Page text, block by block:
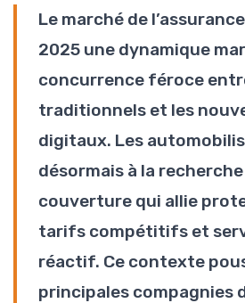
Le marché de
2025 une dynamique
concurrence féroce
traditionnels et les
digitaux. Les
désormais à la recherche
couverture qui allie
tarifs compétitifs et
réactif. Ce contexte
principales compagnies